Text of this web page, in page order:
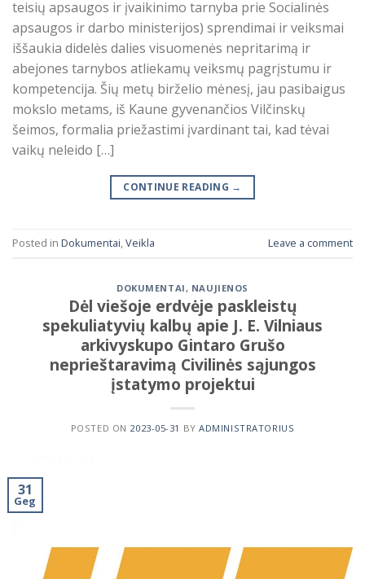
teisių apsaugos ir įvaikinimo tarnyba prie Socialinės
apsaugos ir darbo ministerijos) sprendimai ir veiksmai
iššaukia didelės dalies visuomenės nepritarimą ir
abejones tarnybos atliekamų veiksmų pagrįstumu ir
kompetencija. Šių metų birželio mėnesį, jau pasibaigus
mokslo metams, iš Kaune gyvenančios Vilčinskų
šeimos, formalia priežastimi įvardinant tai, kad tėvai
vaikų neleido […]
CONTINUE READING →
Posted in Dokumentai,Veikla Leave a comment
DOKUMENTAI , NAUJIENOS
Dėl viešoje erdvėje paskleistų
spekuliatyvių kalbų apie J. E. Vilniaus
arkivyskupo Gintaro Grušo
neprieštaravimą Civilinės sąjungos
įstatymo projektui
POSTED ON 2023-05-31 BYADMINISTRATORIUS
31
Geg